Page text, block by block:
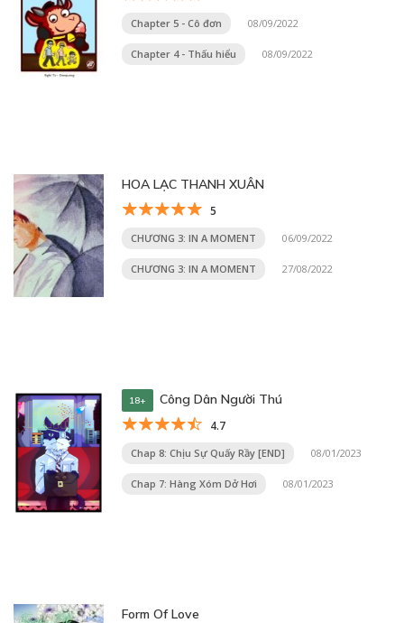
Chapter 5 - Cô đơn 08/09/2022
Chapter 4 - Thấu hiểu 08/09/2022
HOA LẠC THANH XUÂN
5
CHƯƠNG 3: IN A MOMENT 06/09/2022
CHƯƠNG 3: IN A MOMENT 27/08/2022
18+ Công Dân Người Thú
4.7
Chap 8: Chịu Sự Quấy Rầy [END] 08/01/2023
Chap 7: Hàng Xóm Dở Hơi 08/01/2023
Form Of Love